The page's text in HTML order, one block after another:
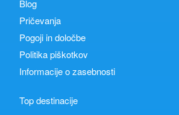
Blog
Pričevanja
Pogoji in določbe
Politika piškotkov
Informacije o zasebnosti
Top destinacije